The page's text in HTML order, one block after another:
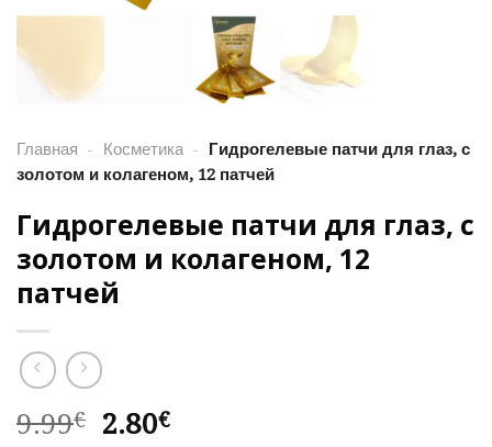
Главная - Косметика - Гидрогелевые патчи для глаз, с
золотом и колагеном, 12 патчей
Гидрогелевые патчи для глаз, с
золотом и колагеном, 12
патчей
9.99€ Первоначальная
2.80€Текущая